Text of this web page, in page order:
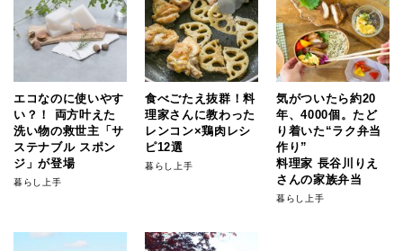
エコなのに使いやす
い？！ 両方叶えた
洗い物の救世主「サ
ステナブル スポン
ジ」が登場
暮らし上手
食べごたえ抜群！料
理家さんに教わった
レンコン×鶏肉レシ
ピ12選
暮らし上手
気がついたら約20
年、4000個。たど
り着いた“ラク弁当
作り”
料理家 長谷川りえ
さんの家族弁当
暮らし上手